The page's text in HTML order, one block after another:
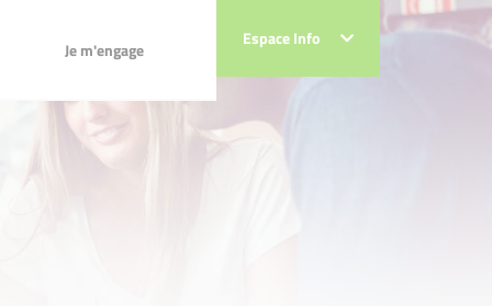
Je m'engage
Espace Info
Espace Info